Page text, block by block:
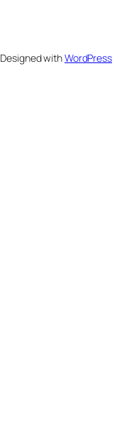
Designed withWordPress